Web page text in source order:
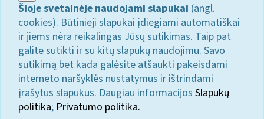
Šioje svetainėje naudojami slapukai (angl.
cookies). Būtinieji slapukai įdiegiami automatiškai
ir jiems nėra reikalingas Jūsų sutikimas. Taip pat
galite sutikti ir su kitų slapukų naudojimu. Savo
sutikimą bet kada galėsite atšaukti pakeisdami
interneto naršyklės nustatymus ir ištrindami
įrašytus slapukus. Daugiau informacijos Slapukų
politika; Privatumo politika.